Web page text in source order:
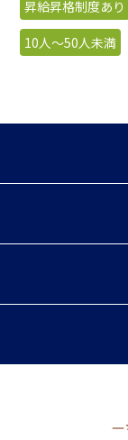
昇給昇格制度あり
10人〜50人未満